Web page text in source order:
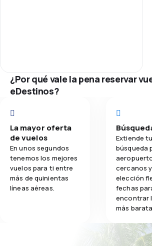
¿Por qué vale la pena reservar
eDestinos?
La mayor oferta
de vuelos
En unos segundos
tenemos los mejores
vuelos para ti entre
más de quinientas
líneas aéreas.
Extiende tu
búsqueda
cercanos
elección
fechas
encontrar
más